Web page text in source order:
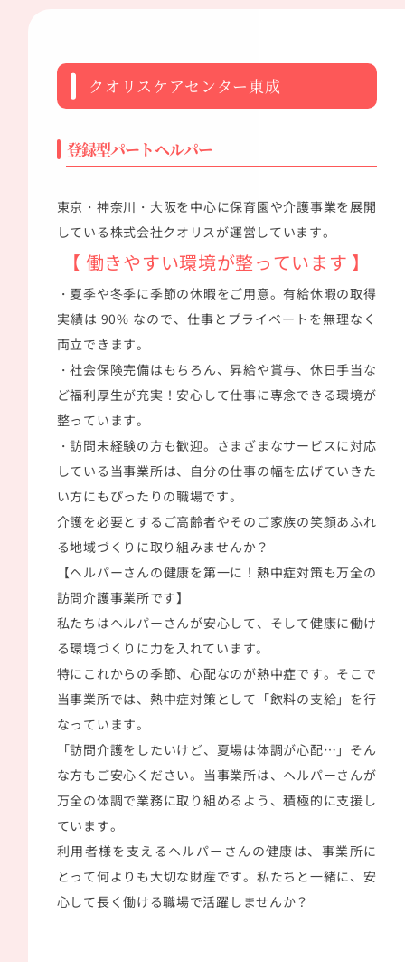
クオリスケアセンター東成
登録型パートヘルパー
東京・神奈川・大阪を中心に保育園や介護事業を展開
している株式会社クオリスが運営しています。
【 働きやすい環境が整っています 】
・夏季や冬季に季節の休暇をご用意。有給休暇の取得
実績は 90% なので、仕事とプライベートを無理なく
両立できます。
・社会保険完備はもちろん、昇給や賞与、休日手当な
ど福利厚生が充実！安心して仕事に専念できる環境が
整っています。
・訪問未経験の方も歓迎。さまざまなサービスに対応
している当事業所は、自分の仕事の幅を広げていきた
い方にもぴったりの職場です。
介護を必要とするご高齢者やそのご家族の笑顔あふれ
る地域づくりに取り組みませんか？
【ヘルパーさんの健康を第一に！熱中症対策も万全の
訪問介護事業所です】
私たちはヘルパーさんが安心して、そして健康に働け
る環境づくりに力を入れています。
特にこれからの季節、心配なのが熱中症です。そこで
当事業所では、熱中症対策として「飲料の支給」を行
なっています。
「訪問介護をしたいけど、夏場は体調が心配…」そん
な方もご安心ください。当事業所は、ヘルパーさんが
万全の体調で業務に取り組めるよう、積極的に支援し
ています。
利用者様を支えるヘルパーさんの健康は、事業所に
とって何よりも大切な財産です。私たちと一緒に、安
心して長く働ける職場で活躍しませんか？